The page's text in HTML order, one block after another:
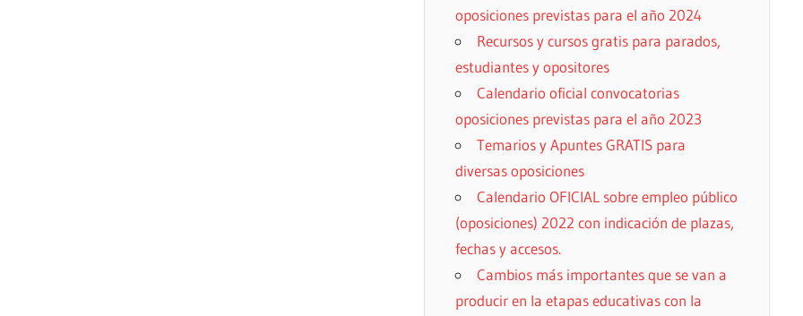
oposiciones previstas para el año 2024
Recursos y cursos gratis para parados,
estudiantes y opositores
Calendario oficial convocatorias
oposiciones previstas para el año 2023
Temarios y Apuntes GRATIS para
diversas oposiciones
Calendario OFICIAL sobre empleo público
(oposiciones) 2022 con indicación de plazas,
fechas y accesos.
Cambios más importantes que se van a
producir en la etapas educativas con la